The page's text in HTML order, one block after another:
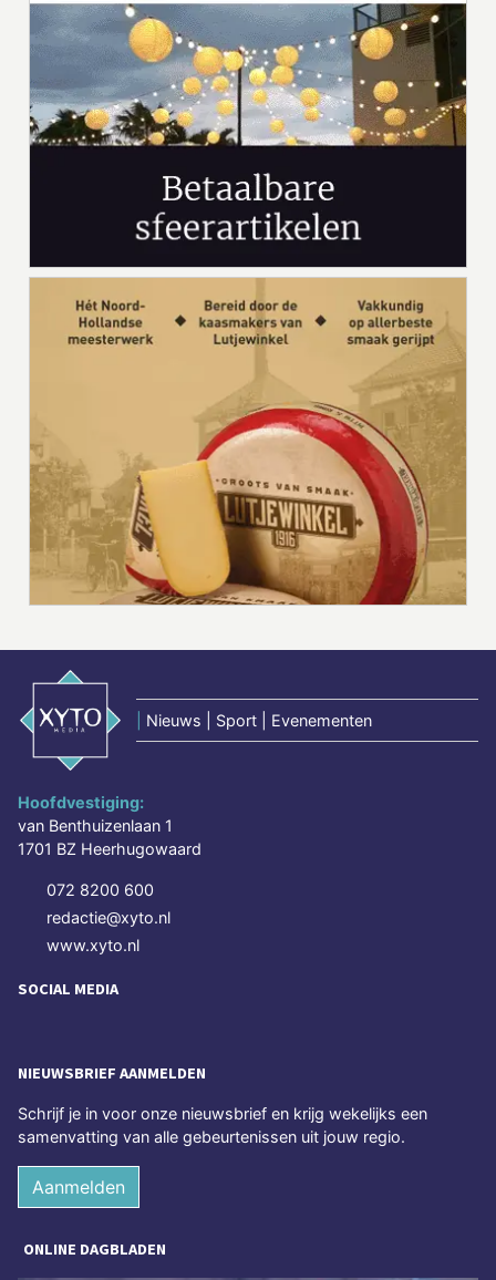
Nieuws | Sport | Evenementen
Hoofdvestiging:
van Benthuizenlaan 1
1701 BZ Heerhugowaard
072 8200 600
redactie@xyto.nl
www.xyto.nl
SOCIAL MEDIA
NIEUWSBRIEF AANMELDEN
Schrijf je in voor onze nieuwsbrief en krijg wekelijks een
samenvatting van alle gebeurtenissen uit jouw regio.
Aanmelden
ONLINE DAGBLADEN